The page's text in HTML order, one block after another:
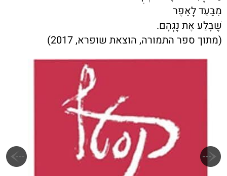
מִבַּעַד לָאֵפֶר
שֶׁבָּלַע אֶת נָגְהָם.
(מתוך ספר התמורה, הוצאת שופרא, 2017)